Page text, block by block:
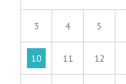
3 4 5
10 11 12